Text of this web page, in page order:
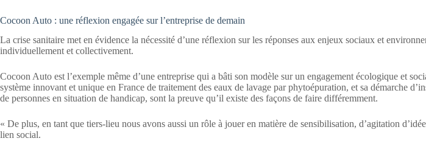
Cocoon Auto : une réflexion engagée sur l’entreprise de demain
La crise sanitaire met en évidence la nécessité d’une réflexion sur les réponses aux enjeux sociaux et
individuellement et collectivement.
Cocoon Auto est l’exemple même d’une entreprise qui a bâti son modèle sur un engagement écologique et
système innovant et unique en France de traitement des eaux de lavage par phytoépuration, et sa démarche
de personnes en situation de handicap, sont la preuve qu’il existe des façons de faire différemment.
« De plus, en tant que tiers-lieu nous avons aussi un rôle à jouer en matière de sensibilisation, d’agitation
lien social.